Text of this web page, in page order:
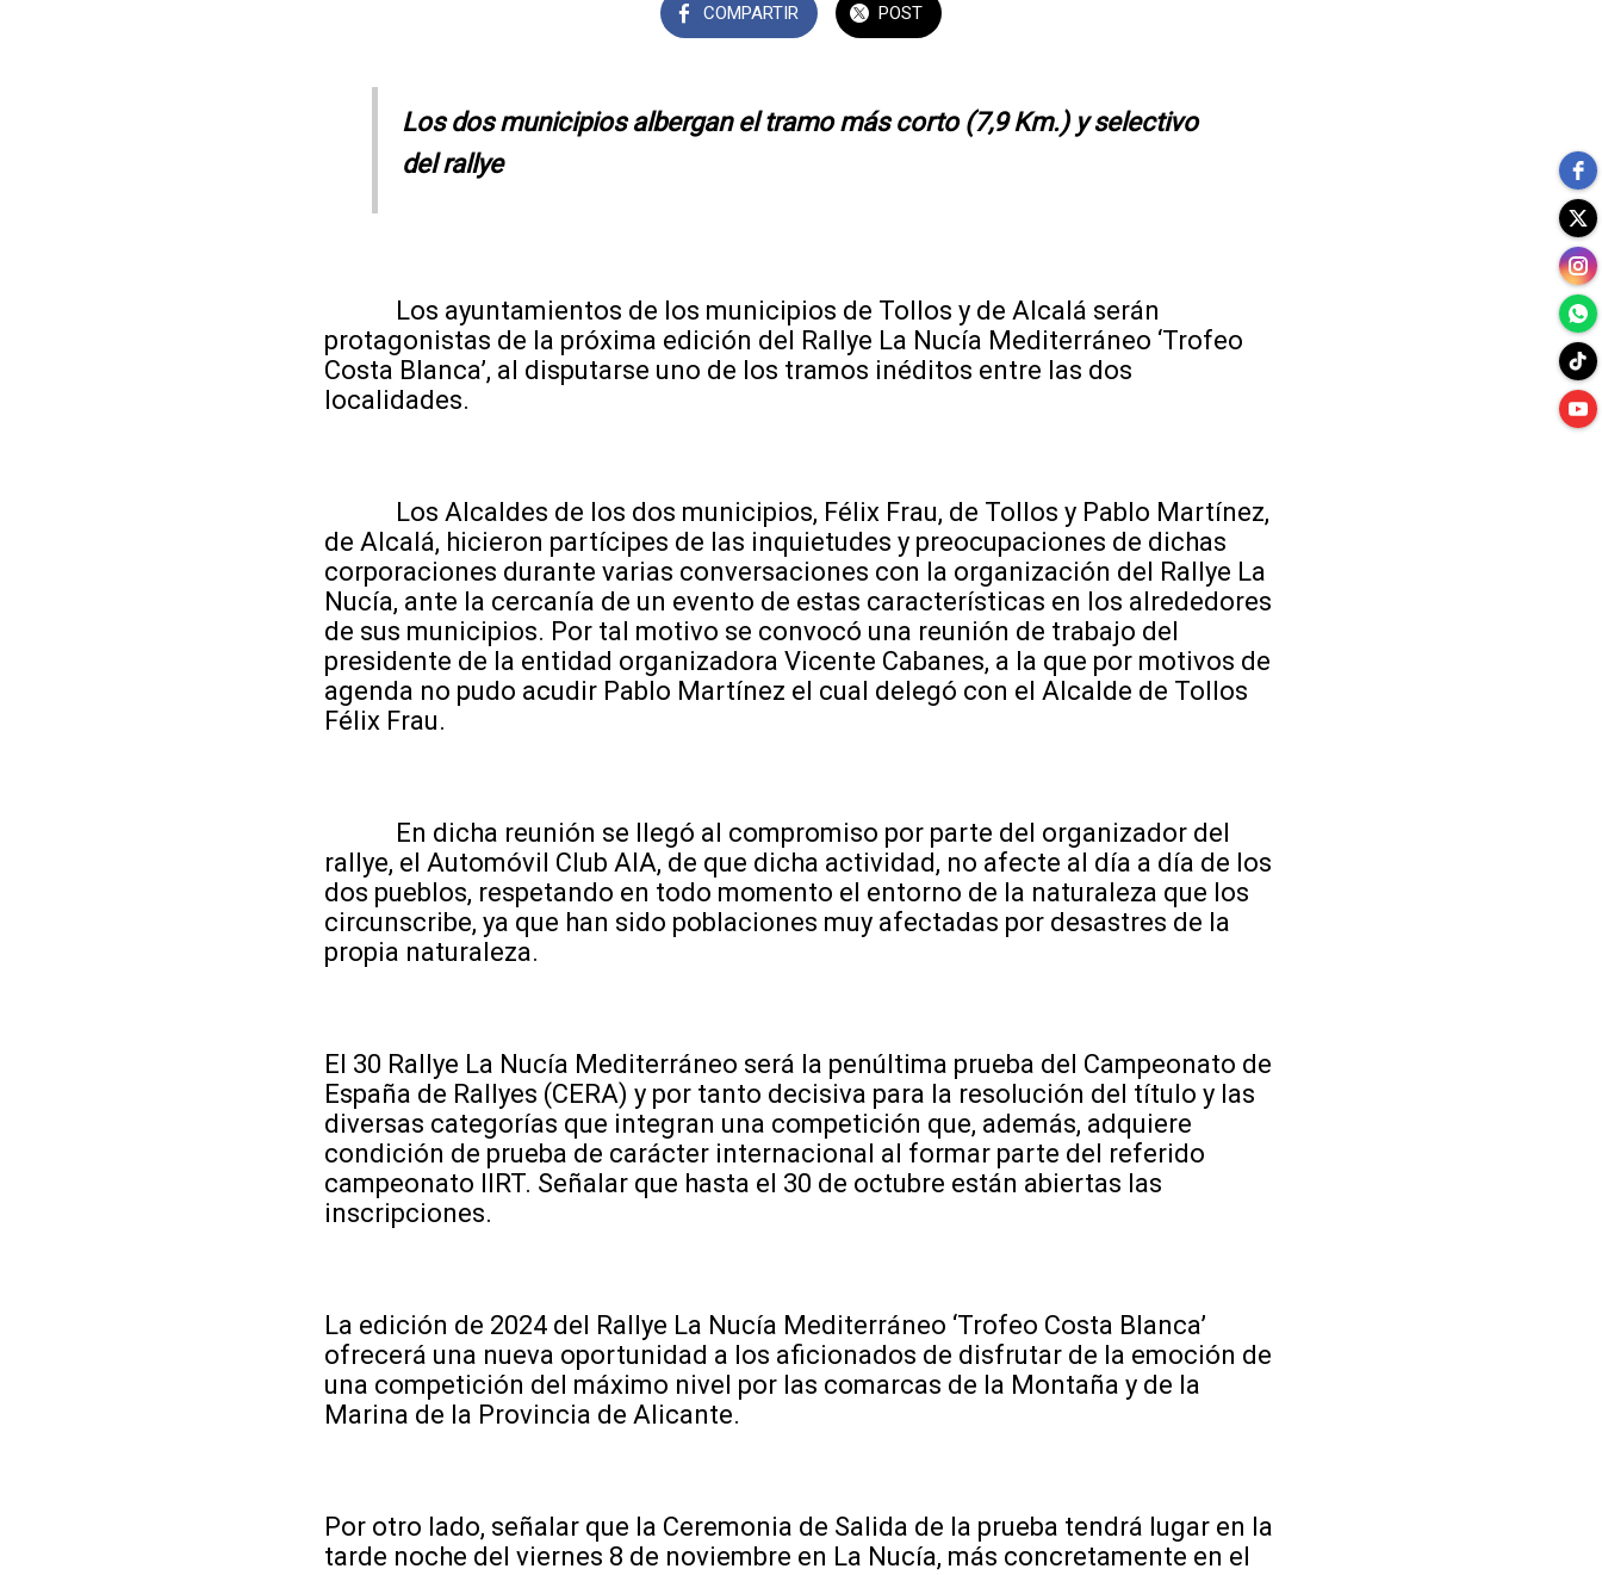
COMPARTIR POST
Los dos municipios albergan el tramo más corto (7,9 Km.) y selectivo
del rallye
Los ayuntamientos de los municipios de Tollos y de Alcalá serán
protagonistas de la próxima edición del Rallye La Nucía Mediterráneo ‘Trofeo
Costa Blanca’, al disputarse uno de los tramos inéditos entre las dos
localidades.
Los Alcaldes de los dos municipios, Félix Frau, de Tollos y Pablo Martínez,
de Alcalá, hicieron partícipes de las inquietudes y preocupaciones de dichas
corporaciones durante varias conversaciones con la organización del Rallye La
Nucía, ante la cercanía de un evento de estas características en los alrededores
de sus municipios. Por tal motivo se convocó una reunión de trabajo del
presidente de la entidad organizadora Vicente Cabanes, a la que por motivos de
agenda no pudo acudir Pablo Martínez el cual delegó con el Alcalde de Tollos
Félix Frau.
En dicha reunión se llegó al compromiso por parte del organizador del
rallye, el Automóvil Club AIA, de que dicha actividad, no afecte al día a día de los
dos pueblos, respetando en todo momento el entorno de la naturaleza que los
circunscribe, ya que han sido poblaciones muy afectadas por desastres de la
propia naturaleza.
El 30 Rallye La Nucía Mediterráneo será la penúltima prueba del Campeonato de
España de Rallyes (CERA) y por tanto decisiva para la resolución del título y las
diversas categorías que integran una competición que, además, adquiere
condición de prueba de carácter internacional al formar parte del referido
campeonato IIRT. Señalar que hasta el 30 de octubre están abiertas las
inscripciones.
La edición de 2024 del Rallye La Nucía Mediterráneo ‘Trofeo Costa Blanca’
ofrecerá una nueva oportunidad a los aficionados de disfrutar de la emoción de
una competición del máximo nivel por las comarcas de la Montaña y de la
Marina de la Provincia de Alicante.
Por otro lado, señalar que la Ceremonia de Salida de la prueba tendrá lugar en la
tarde noche del viernes 8 de noviembre en La Nucía, más concretamente en el